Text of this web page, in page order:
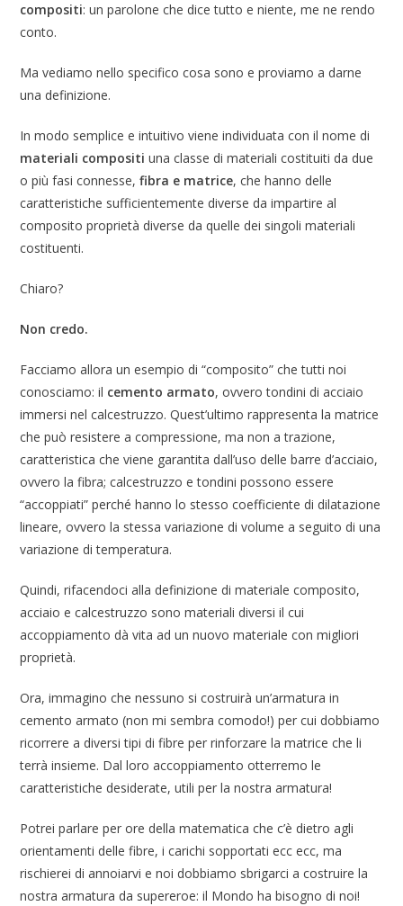
compositi: un parolone che dice tutto e niente, me ne rendo
conto.
Ma vediamo nello specifico cosa sono e proviamo a darne
una definizione.
In modo semplice e intuitivo viene individuata con il nome di
materiali compositiuna classe di materiali costituiti da due
o più fasi connesse,fibra e matrice, che hanno delle
caratteristiche sufficientemente diverse da impartire al
composito proprietà diverse da quelle dei singoli materiali
costituenti.
Chiaro?
Non credo.
Facciamo allora un esempio di “composito” che tutti noi
conosciamo: il cemento armato, ovvero tondini di acciaio
immersi nel calcestruzzo. Quest’ultimo rappresenta la matrice
che può resistere a compressione, ma non a trazione,
caratteristica che viene garantita dall’uso delle barre d’acciaio,
ovvero la fibra; calcestruzzo e tondini possono essere
“accoppiati” perché hanno lo stesso coefficiente di dilatazione
lineare, ovvero la stessa variazione di volume a seguito di una
variazione di temperatura.
Quindi, rifacendoci alla definizione di materiale composito,
acciaio e calcestruzzo sono materiali diversi il cui
accoppiamento dà vita ad un nuovo materiale con migliori
proprietà.
Ora, immagino che nessuno si costruirà un’armatura in
cemento armato (non mi sembra comodo!) per cui dobbiamo
ricorrere a diversi tipi di fibre per rinforzare la matrice che li
terrà insieme. Dal loro accoppiamento otterremo le
caratteristiche desiderate, utili per la nostra armatura!
Potrei parlare per ore della matematica che c’è dietro agli
orientamenti delle fibre, i carichi sopportati ecc ecc, ma
rischierei di annoiarvi e noi dobbiamo sbrigarci a costruire la
nostra armatura da supereroe: il Mondo ha bisogno di noi!